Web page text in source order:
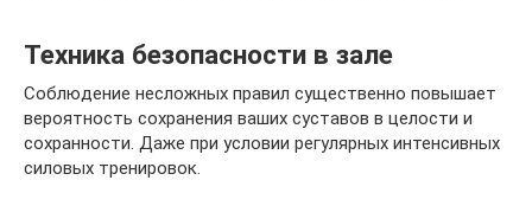
Техника безопасности в зале
Соблюдение несложных правил существенно повышает
вероятность сохранения ваших суставов в целости и
сохранности. Даже при условии регулярных интенсивных
силовых тренировок.